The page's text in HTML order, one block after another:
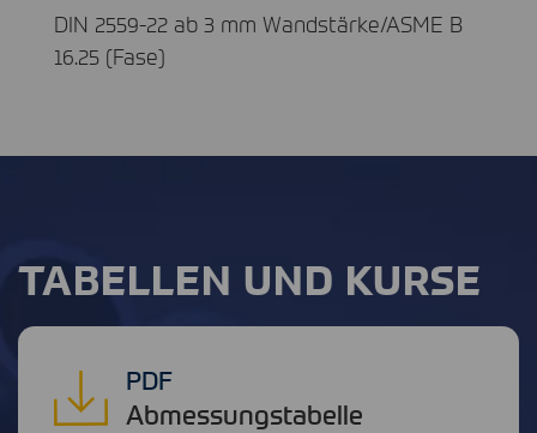
DIN 2559-22 ab 3 mm Wandstärke/ASME B
16.25 (Fase)
TABELLEN UND KURSE
PDF
Abmessungstabelle